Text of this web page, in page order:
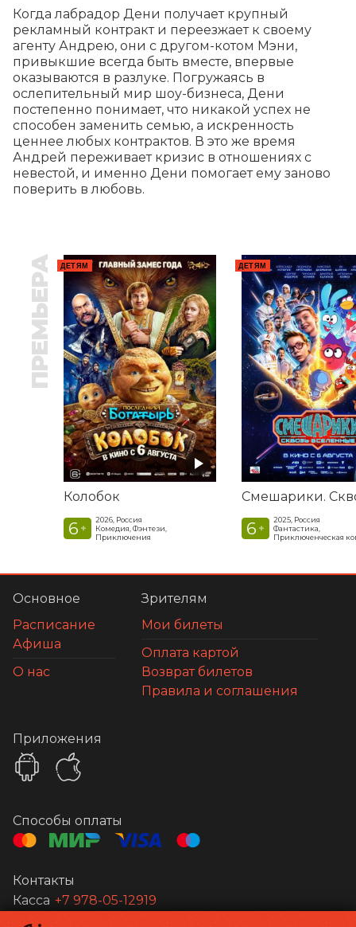
Когда лабрадор Дени получает крупный
рекламный контракт и переезжает к своему
агенту Андрею, они с другом-котом Мэни,
привыкшие всегда быть вместе, впервые
оказываются в разлуке. Погружаясь в
ослепительный мир шоу-бизнеса, Дени
постепенно понимает, что никакой успех не
способен заменить семью, а искренность
ценнее любых контрактов. В это же время
Андрей переживает кризис в отношениях с
невестой, и именно Дени помогает ему заново
поверить в любовь.
ПРЕМЬЕРА ДЕТЯМ
Колобок
6 +
2026, Россия
Комедия, Фэнтези,
Приключения
ДЕТЯМ
6 +
2025, Россия
Фантастика,
Приключенческая
Основное
Расписание
Афиша
О нас
Зрителям
Мои билеты
Оплата картой
Возврат билетов
Правила и соглашения
Приложения
Способы оплаты
Контакты
Касса +7 978-05-12919